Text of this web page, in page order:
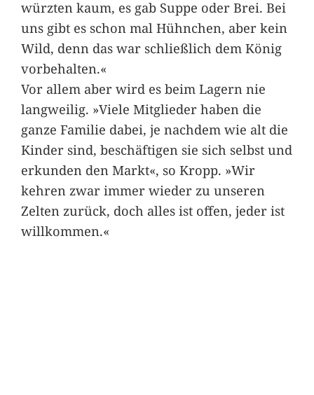
würzten kaum, es gab Suppe oder Brei. Bei
uns gibt es schon mal Hühnchen, aber kein
Wild, denn das war schließlich dem König
vorbehalten.«
Vor allem aber wird es beim Lagern nie
langweilig. »Viele Mitglieder haben die
ganze Familie dabei, je nachdem wie alt die
Kinder sind, beschäftigen sie sich selbst und
erkunden den Markt«, so Kropp. »Wir
kehren zwar immer wieder zu unseren
Zelten zurück, doch alles ist offen, jeder ist
willkommen.«